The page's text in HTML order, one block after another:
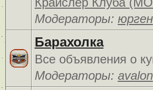
Модераторы: юрген
Барахолка
Все объявления о
Модераторы: avalon